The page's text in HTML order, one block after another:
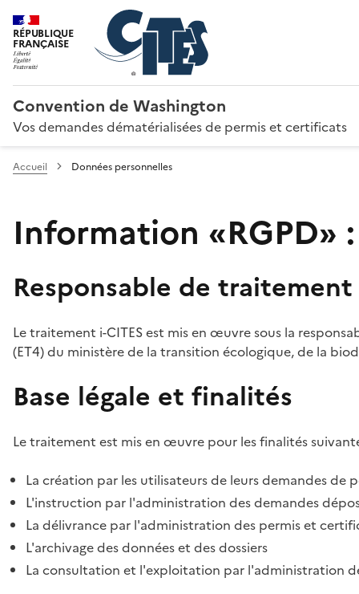
RÉPUBLIQUE
FRANÇAISE
Convention de Washington
Vos demandes dématérialisées de permis et certificats
Accueil Données personnelles
Information «RGPD»
Responsable de traitement
Le traitement i-CITES est mis en œuvre sous la
(ET4) du ministère de la transition écologique, de la
Base légale et finalités
Le traitement est mis en œuvre pour les finalités
La création par les utilisateurs de leurs demandes
L'instruction par l'administration des demandes
La délivrance par l'administration des permis et
L'archivage des données et des dossiers
La consultation et l'exploitation par l'administration